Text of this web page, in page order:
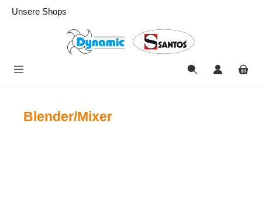
springen
Unsere Shops
Blender/Mixer